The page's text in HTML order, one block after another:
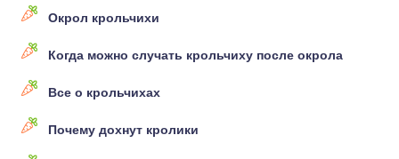
Окрол крольчихи
Когда можно случать крольчиху после окрола
Все о крольчихах
Почему дохнут кролики